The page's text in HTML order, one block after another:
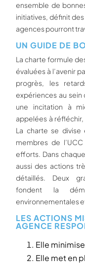
ensemble de
initiatives, définit
agences pourront
UN GUIDE DE
La charte formule
évaluées à l’avenir
progrès, les
expériences au sein
une incitation à
appelées à
La charte se divise
membres de
efforts. Dans
aussi des actions
détaillés. Deux
fondent la
environnementales
LES ACTIONS
AGENCE
Elle
Elle met en